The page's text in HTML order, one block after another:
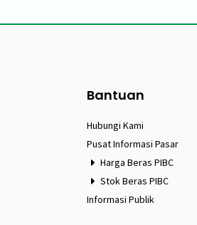
Bantuan
Hubungi Kami
Pusat Informasi Pasar
Harga Beras PIBC
Stok Beras PIBC
Informasi Publik